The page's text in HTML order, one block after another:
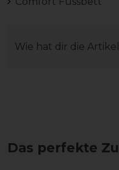
Wie hat dir die
Das perfekte